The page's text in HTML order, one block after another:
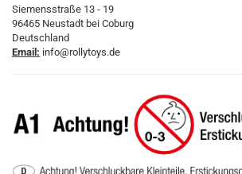
Siemensstraße 13 - 19
96465 Neustadt bei Coburg
Deutschland
Email: info@rollytoys.de